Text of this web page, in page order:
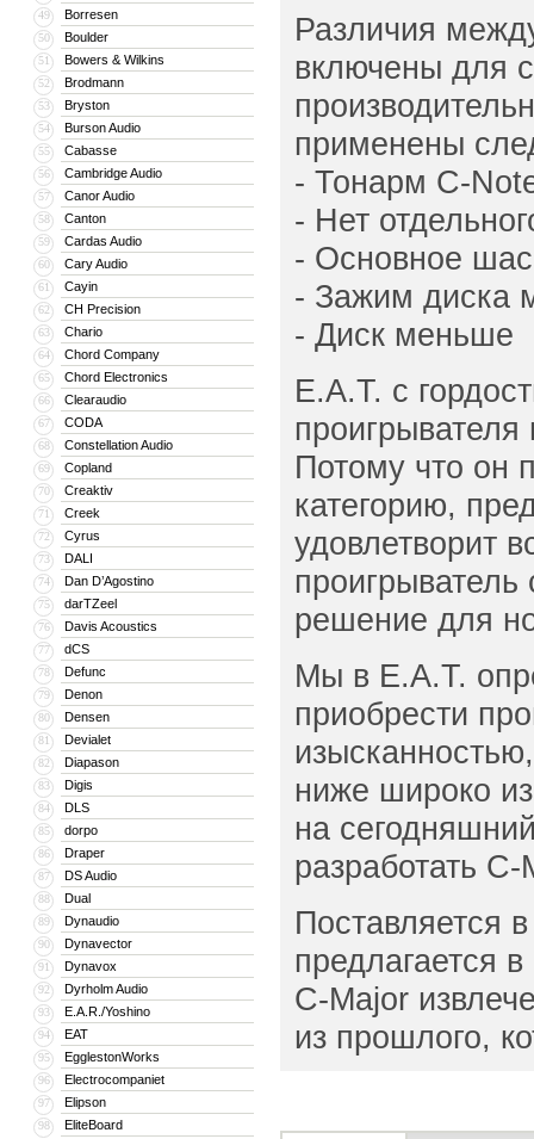
49 Borresen
50 Boulder
51 Bowers & Wilkins
52 Brodmann
53 Bryston
54 Burson Audio
55 Cabasse
56 Cambridge Audio
57 Canor Audio
58 Canton
59 Cardas Audio
60 Cary Audio
61 Cayin
62 CH Precision
63 Chario
64 Chord Company
65 Chord Electronics
66 Clearaudio
67 CODA
68 Constellation Audio
69 Copland
70 Creaktiv
71 Creek
72 Cyrus
73 DALI
74 Dan D’Agostino
75 darTZeel
76 Davis Acoustics
77 dCS
78 Defunc
79 Denon
80 Densen
81 Devialet
82 Diapason
83 Digis
84 DLS
85 dorpo
86 Draper
87 DS Audio
88 Dual
89 Dynaudio
90 Dynavector
91 Dynavox
92 Dyrholm Audio
93 E.A.R./Yoshino
94 EAT
95 EgglestonWorks
96 Electrocompaniet
97 Elipson
98 EliteBoard
Различия
включены для
применены
- Тонарм C-
- Нет
- Основное
- Зажим диска
- Диск меньше
E.A.T. с
Потому что он
категорию,
удовлетворит
решение для
Мы в E.A.T.
приобрести
ниже широко
на
разработать C-
Поставляется
предлагается
C-Major
из прошлого,